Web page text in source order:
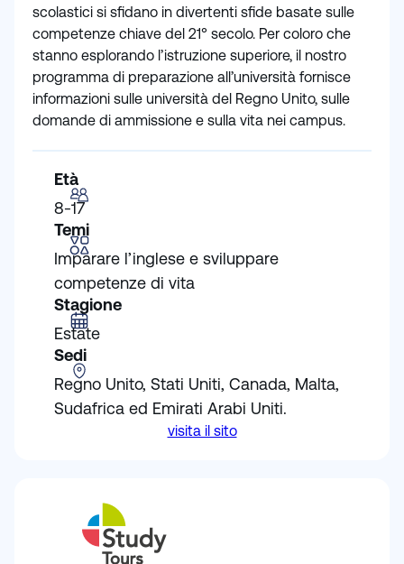
scolastici si sfidano in divertenti sfide basate sulle
competenze chiave del 21° secolo. Per coloro che
stanno esplorando l’istruzione superiore, il nostro
programma di preparazione all’università fornisce
informazioni sulle università del Regno Unito, sulle
domande di ammissione e sulla vita nei campus.
Età
8-17
Temi
Imparare l’inglese e sviluppare
competenze di vita
Stagione
Estate
Sedi
Regno Unito, Stati Uniti, Canada, Malta,
Sudafrica ed Emirati Arabi Uniti.
visita il sito